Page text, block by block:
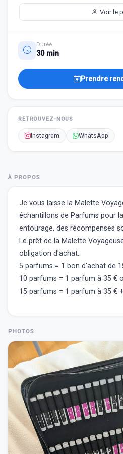
À PROPOS
Je vous laisse la Malette
échantillons de Parfums pour
entourage, des récompenses
Le prêt de la Malette
obligation d'achat.
5 parfums = 1 bon d'achat de
10 parfums = 1 parfum à 35 €
15 parfums = 1 parfum à 35 €
PHOTOS
Voir le
Durée
30 min
Prendre
RETROUVEZ-NOUS
Instagram WhatsApp